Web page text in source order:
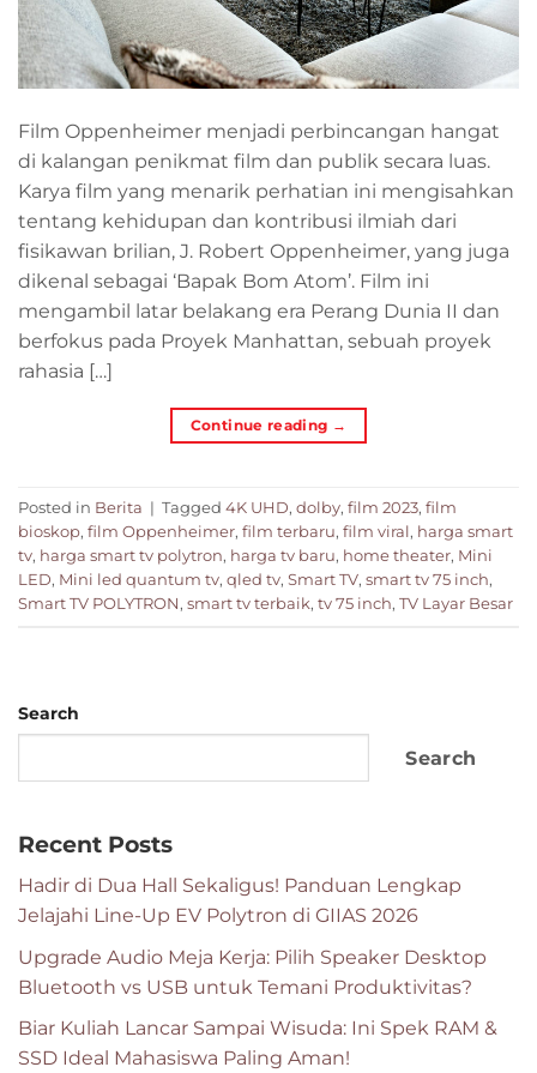
Film Oppenheimer menjadi perbincangan hangat
di kalangan penikmat film dan publik secara luas.
Karya film yang menarik perhatian ini mengisahkan
tentang kehidupan dan kontribusi ilmiah dari
fisikawan brilian, J. Robert Oppenheimer, yang juga
dikenal sebagai ‘Bapak Bom Atom’. Film ini
mengambil latar belakang era Perang Dunia II dan
berfokus pada Proyek Manhattan, sebuah proyek
rahasia […]
Continue reading →
Posted in Berita | Tagged 4K UHD, dolby, film 2023, film
bioskop, film Oppenheimer, film terbaru, film viral , harga smart
tv, harga smart tv polytron, harga tv baru, home theater, Mini
LED, Mini led quantum tv, qled tv, Smart TV, smart tv 75 inch,
Smart TV POLYTRON , smart tv terbaik, tv 75 inch, TV Layar Besar
Search
Search
Recent Posts
Hadir di Dua Hall Sekaligus! Panduan Lengkap
Jelajahi Line-Up EV Polytron di GIIAS 2026
Upgrade Audio Meja Kerja: Pilih Speaker Desktop
Bluetooth vs USB untuk Temani Produktivitas?
Biar Kuliah Lancar Sampai Wisuda: Ini Spek RAM &
SSD Ideal Mahasiswa Paling Aman!